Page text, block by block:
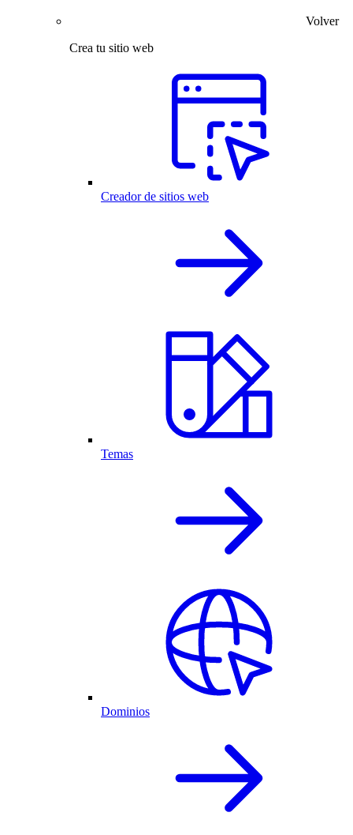
Volver
Crea tu sitio web
Creador de sitios web
Temas
Dominios